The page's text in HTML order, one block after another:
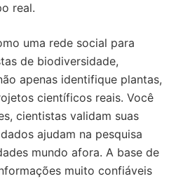
real.
uma rede social para
de biodiversidade,
apenas identifique plantas,
científicos reais. Você
cientistas validam suas
ajudam na pesquisa
mundo afora. A base de
muito confiáveis